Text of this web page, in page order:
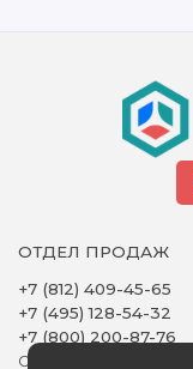
ОТДЕЛ ПРОДАЖ
+7 (812) 409-45-65
+7 (495) 128-54-32
+7 (800) 200-87-76
Обратный звонок